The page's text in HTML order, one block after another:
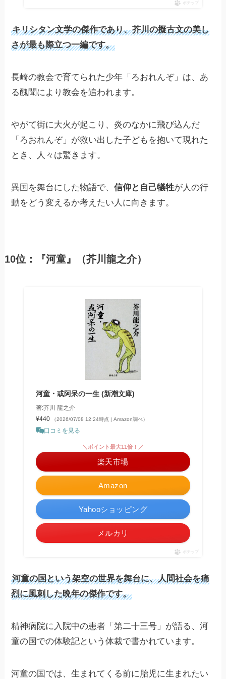
ポチップ
キリシタン文学の傑作であり、芥川の擬古文の美し
さが最も際立つ一編です。
長崎の教会で育てられた少年「ろおれんぞ」は、あ
る醜聞により教会を追われます。
やがて街に大火が起こり、炎のなかに飛び込んだ
「ろおれんぞ」が救い出した子どもを抱いて現れた
とき、人々は驚きます。
異国を舞台にした物語で、信仰と自己犠牲が人の行
動をどう変えるか考えたい人に向きます。
10位：『河童』（芥川龍之介）
河童・或阿呆の一生 (新潮文庫)
著:芥川 龍之介
¥440
（2026/07/08 12:24時点 | Amazon調べ）
口コミを見る
Amazon
＼ポイント最大11倍！／
楽天市場
Yahooショッピング
メルカリ
ポチップ
河童の国という架空の世界を舞台に、人間社会を痛
烈に風刺した晩年の傑作です。
精神病院に入院中の患者「第二十三号」が語る、河
童の国での体験記という体裁で書かれています。
河童の国では、生まれてくる前に胎児に生まれたい